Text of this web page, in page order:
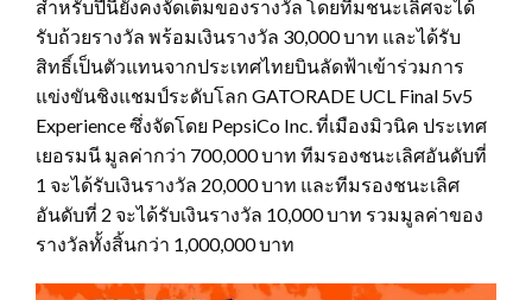
สำหรับปีนี้ยังคงจัดเต็มของรางวัล โดยทีมชนะเลิศจะได้
รับถ้วยรางวัล พร้อมเงินรางวัล 30,000 บาท และได้รับ
สิทธิ์เป็นตัวแทนจากประเทศไทยบินลัดฟ้าเข้าร่วมการ
แข่งขันชิงแชมป์ระดับโลก GATORADE UCL Final 5v5
Experience ซึ่งจัดโดย PepsiCo Inc. ที่เมืองมิวนิค ประเทศ
เยอรมนี มูลค่ากว่า 700,000 บาท ทีมรองชนะเลิศอันดับที่
1 จะได้รับเงินรางวัล 20,000 บาท และทีมรองชนะเลิศ
อันดับที่ 2 จะได้รับเงินรางวัล 10,000 บาท รวมมูลค่าของ
รางวัลทั้งสิ้นกว่า 1,000,000 บาท